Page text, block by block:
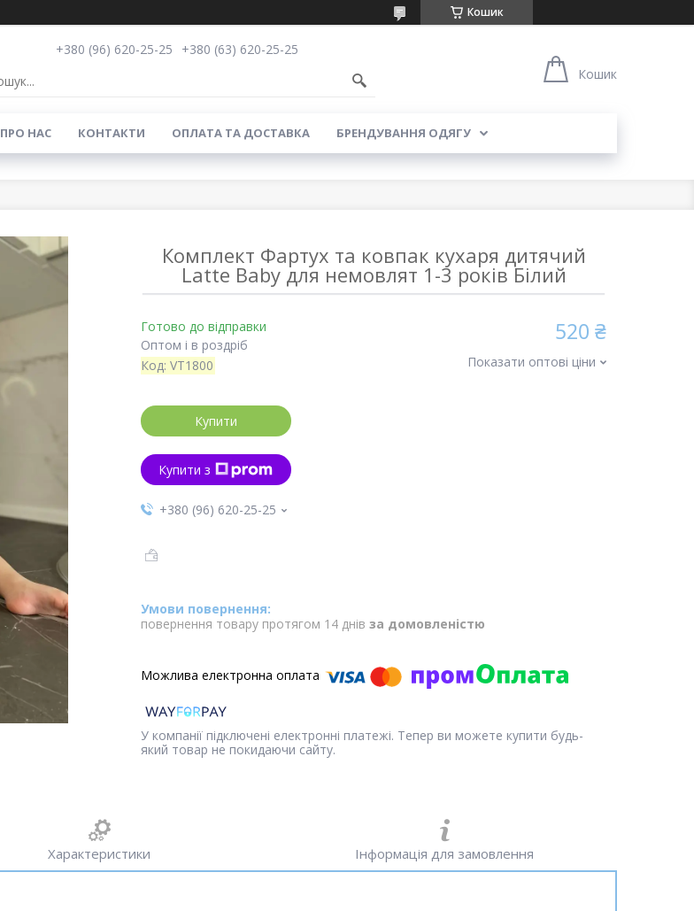
Кошик
+380 (96) 620-25-25
+380 (63) 620-25-25
Кошик
ПРО НАС КОНТАКТИ ОПЛАТА ТА ДОСТАВКА БРЕНДУВАННЯ ОДЯГУ
Комплект Фартух та ковпак кухаря дитячий
Latte Baby для немовлят 1-3 років Білий
Готово до відправки
Оптом і в роздріб
Код: VT1800
520 ₴
Показати оптові ціни
Купити
Купити з
+380 (96) 620-25-25
повернення товару протягом 14 днів за домовленістю
У компанії підключені електронні платежі. Тепер ви можете купити будь-
який товар не покидаючи сайту.
Характеристики Інформація для замовлення